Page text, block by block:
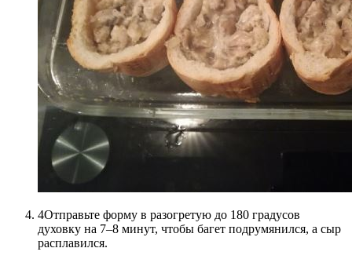
4Отправьте форму в разогретую до 180 градусов
духовку на 7–8 минут, чтобы багет подрумянился, а сыр
расплавился.